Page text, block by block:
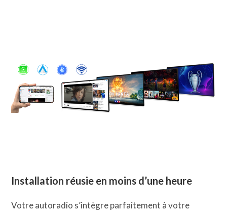
Installation réusie en moins d’une heure
Votre autoradio s’intègre parfaitement à votre